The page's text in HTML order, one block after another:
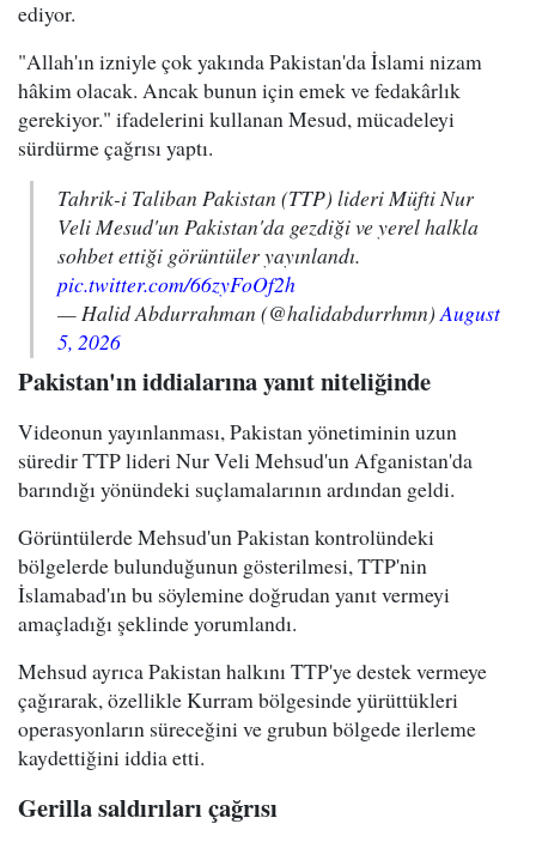
ediyor.
"Allah'ın izniyle çok yakında Pakistan'da İslami nizam
hâkim olacak. Ancak bunun için emek ve fedakârlık
gerekiyor." ifadelerini kullanan Mesud, mücadeleyi
sürdürme çağrısı yaptı.
Tahrik-i Taliban Pakistan (TTP) lideri Müfti Nur
Veli Mesud'un Pakistan'da gezdiği ve yerel halkla
sohbet ettiği görüntüler yayınlandı.
pic.twitter.com/66zyFoOf2h
— Halid Abdurrahman (@halidabdurrhmn)August
5, 2026
Pakistan'ın iddialarına yanıt niteliğinde
Videonun yayınlanması, Pakistan yönetiminin uzun
süredir TTP lideri Nur Veli Mehsud'un Afganistan'da
barındığı yönündeki suçlamalarının ardından geldi.
Görüntülerde Mehsud'un Pakistan kontrolündeki
bölgelerde bulunduğunun gösterilmesi, TTP'nin
İslamabad'ın bu söylemine doğrudan yanıt vermeyi
amaçladığı şeklinde yorumlandı.
Mehsud ayrıca Pakistan halkını TTP'ye destek vermeye
çağırarak, özellikle Kurram bölgesinde yürüttükleri
operasyonların süreceğini ve grubun bölgede ilerleme
kaydettiğini iddia etti.
Gerilla saldırıları çağrısı